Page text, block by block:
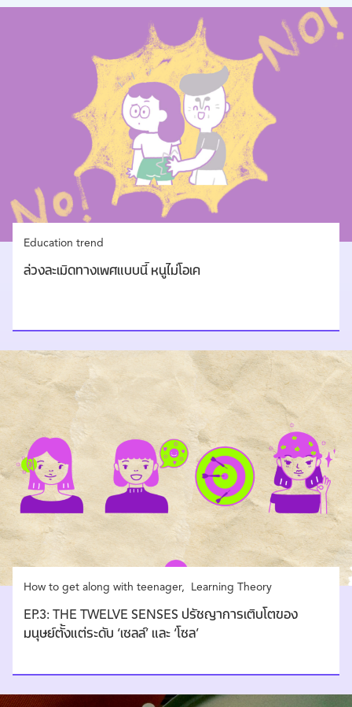
Education trend
ล่วงละเมิดทางเพศแบบนี้ หนูไม่โอเค
How to get along with teenager Learning Theory
EP.3: THE TWELVE SENSES ปรัชญาการเติบโตของ
มนุษย์ตั้งแต่ระดับ ‘เซลล์’ และ ‘โซล’